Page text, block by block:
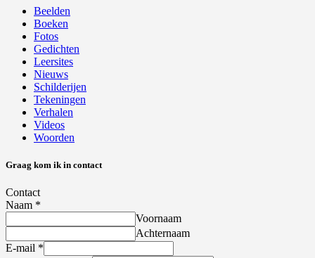
Beelden
Boeken
Fotos
Gedichten
Leersites
Nieuws
Schilderijen
Tekeningen
Verhalen
Videos
Woorden
Graag kom ik in contact
Contact
Naam *
Voornaam
Achternaam
E-mail *